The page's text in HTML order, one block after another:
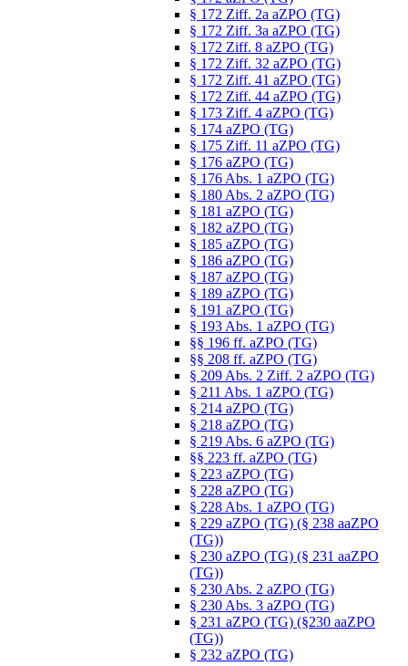
§ 172 Ziff. 2a aZPO (TG)
§ 172 Ziff. 3a aZPO (TG)
§ 172 Ziff. 8 aZPO (TG)
§ 172 Ziff. 32 aZPO (TG)
§ 172 Ziff. 41 aZPO (TG)
§ 172 Ziff. 44 aZPO (TG)
§ 173 Ziff. 4 aZPO (TG)
§ 174 aZPO (TG)
§ 175 Ziff. 11 aZPO (TG)
§ 176 aZPO (TG)
§ 176 Abs. 1 aZPO (TG)
§ 180 Abs. 2 aZPO (TG)
§ 181 aZPO (TG)
§ 182 aZPO (TG)
§ 185 aZPO (TG)
§ 186 aZPO (TG)
§ 187 aZPO (TG)
§ 189 aZPO (TG)
§ 191 aZPO (TG)
§ 193 Abs. 1 aZPO (TG)
§§ 196 ff. aZPO (TG)
§§ 208 ff. aZPO (TG)
§ 209 Abs. 2 Ziff. 2 aZPO (TG)
§ 211 Abs. 1 aZPO (TG)
§ 214 aZPO (TG)
§ 218 aZPO (TG)
§ 219 Abs. 6 aZPO (TG)
§§ 223 ff. aZPO (TG)
§ 223 aZPO (TG)
§ 228 aZPO (TG)
§ 228 Abs. 1 aZPO (TG)
§ 229 aZPO (TG) (§ 238 aaZPO
(TG))
§ 230 aZPO (TG) (§ 231 aaZPO
(TG))
§ 230 Abs. 2 aZPO (TG)
§ 230 Abs. 3 aZPO (TG)
§ 231 aZPO (TG) (§230 aaZPO
(TG))
§ 232 aZPO (TG)